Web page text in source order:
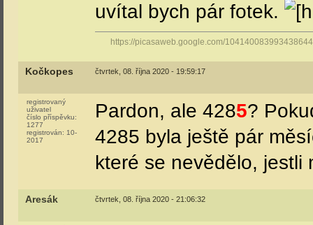
uvítal bych pár fotek.
https://picasaweb.google.com/
Kočkopes čtvrtek, 08. října 2020 - 19:59:17
registrovaný
uživatel
číslo příspěvku:
1277
registrován: 10-
2017
Pardon, ale 4285?
4285 byla ještě pár
které se nevědělo, jestli
Aresák čtvrtek, 08. října 2020 - 21:06:32